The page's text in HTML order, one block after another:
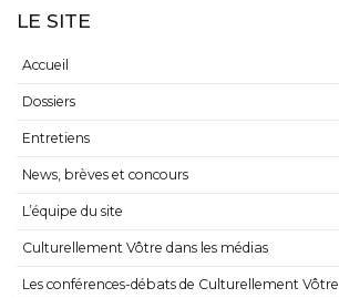
LE SITE
Accueil
Dossiers
Entretiens
News, brèves et concours
L’équipe du site
Culturellement Vôtre dans les médias
Les conférences-débats de Culturellement Vôtre